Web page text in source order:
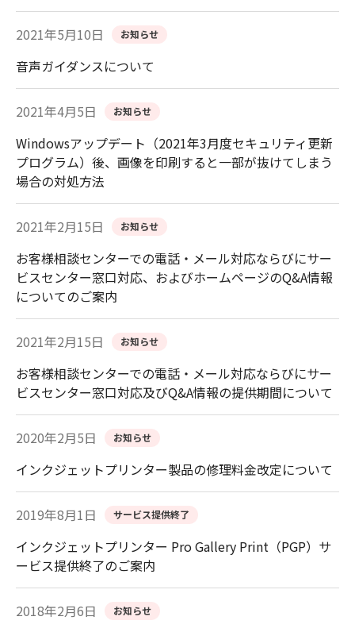
2021年5月10日 お知らせ
音声ガイダンスについて
2021年4月5日 お知らせ
Windowsアップデート（2021年3月度セキュリティ更新
プログラム）後、画像を印刷すると一部が抜けてしまう
場合の対処方法
2021年2月15日 お知らせ
お客様相談センターでの電話・メール対応ならびにサー
ビスセンター窓口対応、およびホームページのQ&A情報
についてのご案内
2021年2月15日 お知らせ
お客様相談センターでの電話・メール対応ならびにサー
ビスセンター窓口対応及びQ&A情報の提供期間について
2020年2月5日 お知らせ
インクジェットプリンター製品の修理料金改定について
2019年8月1日 サービス提供終了
インクジェットプリンター Pro Gallery Print（PGP）サ
ービス提供終了のご案内
2018年2月6日 お知らせ